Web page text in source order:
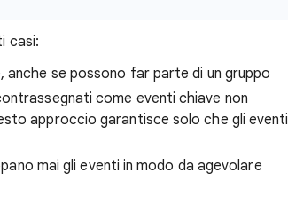
casi:
se possono far parte di un gruppo
come eventi chiave non
approccio garantisce solo che gli eventi
mai gli eventi in modo da agevolare